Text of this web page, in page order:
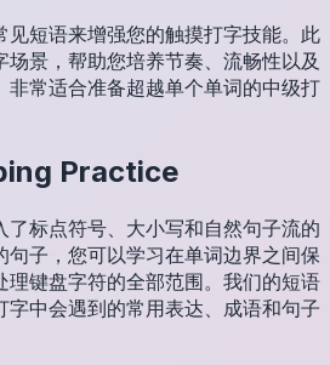
见短语来增强您的触摸打字技能。此
景，帮助您培养节奏、流畅性以及
非常适合准备超越单个单词的中级打
Practice
了标点符号、大小写和自然句子流的
句子，您可以学习在单词边界之间保
理键盘字符的全部范围。我们的短语
字中会遇到的常用表达、成语和句子